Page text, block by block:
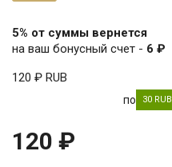
5% от суммы вернется
на ваш бонусный счет - 6 ₽
120 ₽ RUB
по 30 RUB
120 ₽